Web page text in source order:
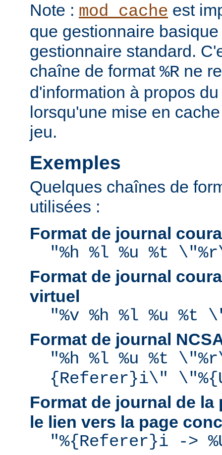
Note : mod_cache est
que gestionnaire
gestionnaire standard.
chaîne de format %R ne
d'information à propos
lorsqu'une mise en
jeu.
Exemples
Quelques chaînes de
utilisées :
Format de journal
"%h %l %u %t
Format de journal
virtuel
"%v %h %l %u %t
Format de journal
"%h %l %u %t
{Referer}i\"
Format de journal de
le lien vers la page
"%{Referer}i ->